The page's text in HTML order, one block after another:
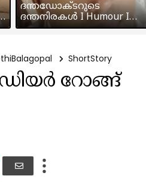
ദന്തഡോക്ടറുടെ
ദന്തനിരകൾ I Humour I
Hussain MK
ShortStory
റോങ്ങ്